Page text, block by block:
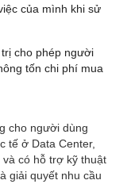
của mình khi sử
cho phép người
tốn chi phí mua
cho người dùng
tế ở Data Center,
có hỗ trợ kỹ thuật
giải quyết nhu cầu